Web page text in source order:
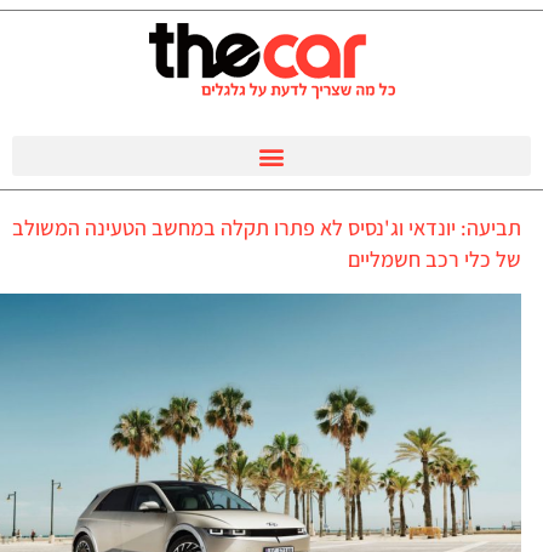
תביעה: יונדאי וג'נסיס לא פתרו תקלה במחשב הטעינה המשולב
של כלי רכב חשמליים